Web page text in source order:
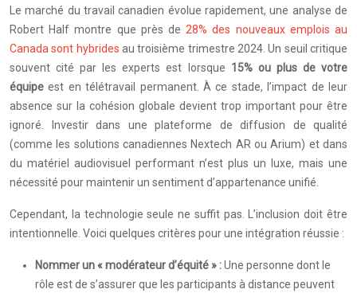
Le marché du travail canadien évolue rapidement, une analyse de
Robert Half montre que près de 28% des nouveaux emplois au
Canada sont hybrides au troisième trimestre 2024. Un seuil critique
souvent cité par les experts est lorsque 15% ou plus de votre
équipe est en télétravail permanent. À ce stade, l’impact de leur
absence sur la cohésion globale devient trop important pour être
ignoré. Investir dans une plateforme de diffusion de qualité
(comme les solutions canadiennes Nextech AR ou Arium) et dans
du matériel audiovisuel performant n’est plus un luxe, mais une
nécessité pour maintenir un sentiment d’appartenance unifié.
Cependant, la technologie seule ne suffit pas. L’inclusion doit être
intentionnelle. Voici quelques critères pour une intégration réussie :
Nommer un « modérateur d’équité » :Une personne dont le
rôle est de s’assurer que les participants à distance peuvent